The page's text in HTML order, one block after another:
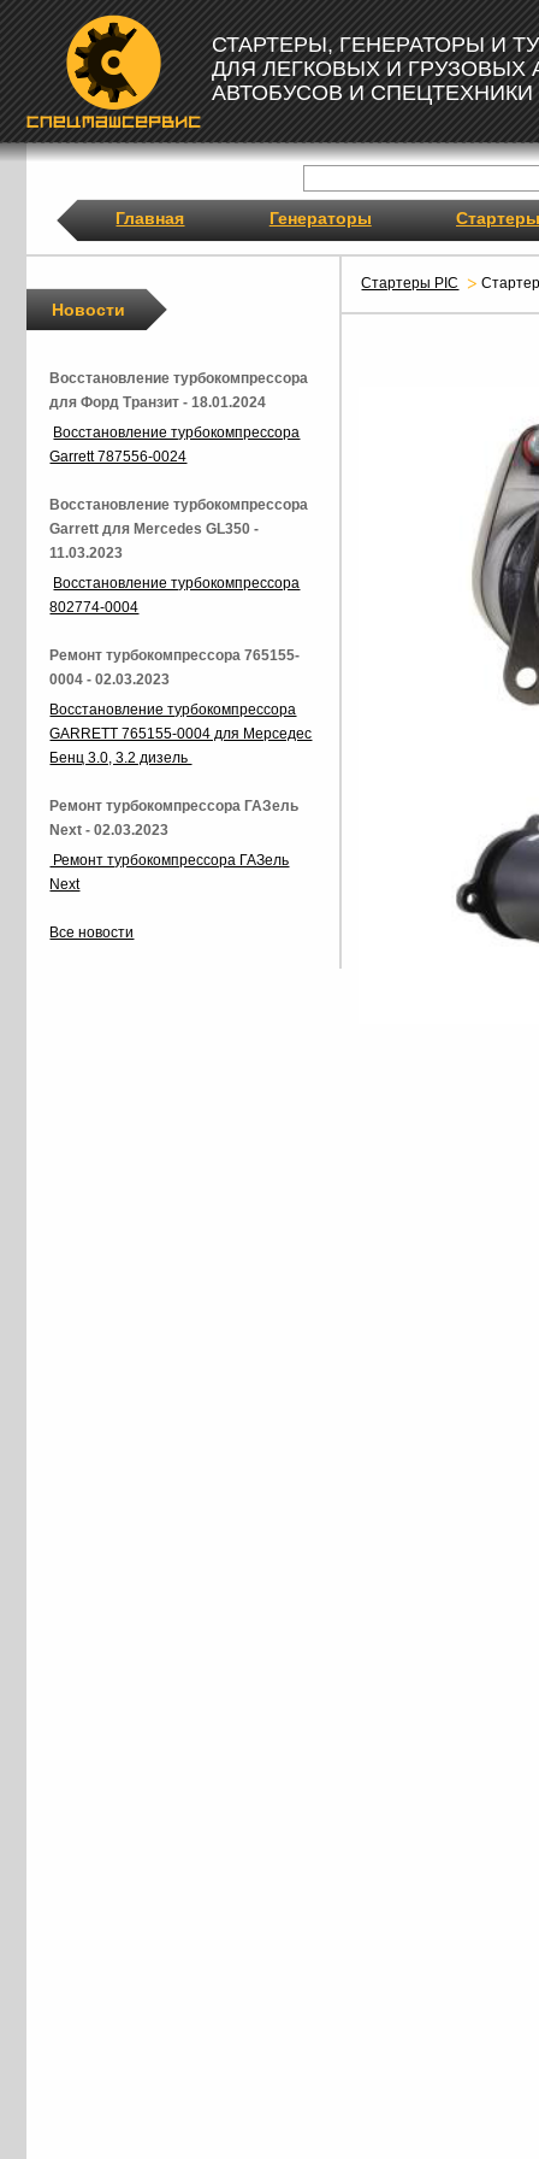
СТАРТЕРЫ, ГЕНЕРАТОРЫ И
ДЛЯ ЛЕГКОВЫХ И ГРУЗОВЫХ
АВТОБУСОВ И СПЕЦТЕХНИКИ
Главная Генераторы Стартеры
Стартеры PIC
Новости
Восстановление турбокомпрессора
для Форд Транзит - 18.01.2024
Восстановление турбокомпрессора
Garrett 787556-0024
Восстановление турбокомпрессора
Garrett для Mercedes GL350 -
11.03.2023
Восстановление турбокомпрессора
802774-0004
Ремонт турбокомпрессора 765155-
0004 - 02.03.2023
Восстановление турбокомпрессора
GARRETT 765155-0004 для Мерседес
Бенц 3.0, 3.2 дизель
Ремонт турбокомпрессора ГАЗель
Next - 02.03.2023
Ремонт турбокомпрессора ГАЗель
Next
Все новости